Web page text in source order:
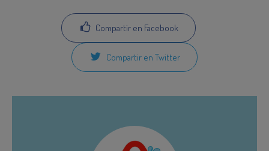
Compartir en Facebook
Compartir en Twitter